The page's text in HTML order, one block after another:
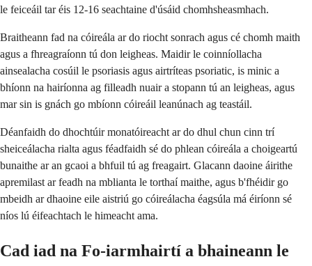
le feiceáil tar éis 12-16 seachtaine d'úsáid chomhsheasmhach.
Braitheann fad na cóireála ar do riocht sonrach agus cé chomh maith
agus a fhreagraíonn tú don leigheas. Maidir le coinníollacha
ainsealacha cosúil le psoriasis agus airtríteas psoriatic, is minic a
bhíonn na hairíonna ag filleadh nuair a stopann tú an leigheas, agus
mar sin is gnách go mbíonn cóireáil leanúnach ag teastáil.
Déanfaidh do dhochtúir monatóireacht ar do dhul chun cinn trí
sheiceálacha rialta agus féadfaidh sé do phlean cóireála a choigeartú
bunaithe ar an gcaoi a bhfuil tú ag freagairt. Glacann daoine áirithe
apremilast ar feadh na mblianta le torthaí maithe, agus b'fhéidir go
mbeidh ar dhaoine eile aistriú go cóireálacha éagsúla má éiríonn sé
níos lú éifeachtach le himeacht ama.
Cad iad na Fo-iarmhairtí a bhaineann le